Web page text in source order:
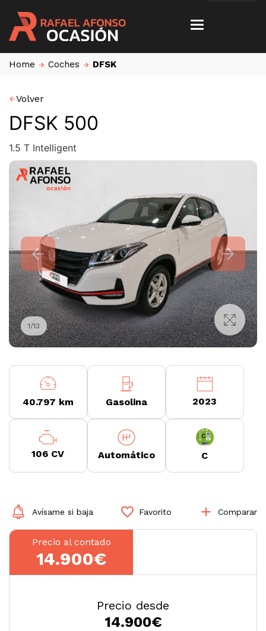
Home Coches DFSK
Volver
DFSK 500
1.5 T Intelligent
1/13
40.797 km Gasolina 2023
106 CV Automático C
Avísame si baja Favorito Comparar
Precio al contado
14.900€
Precio desde
14.900€